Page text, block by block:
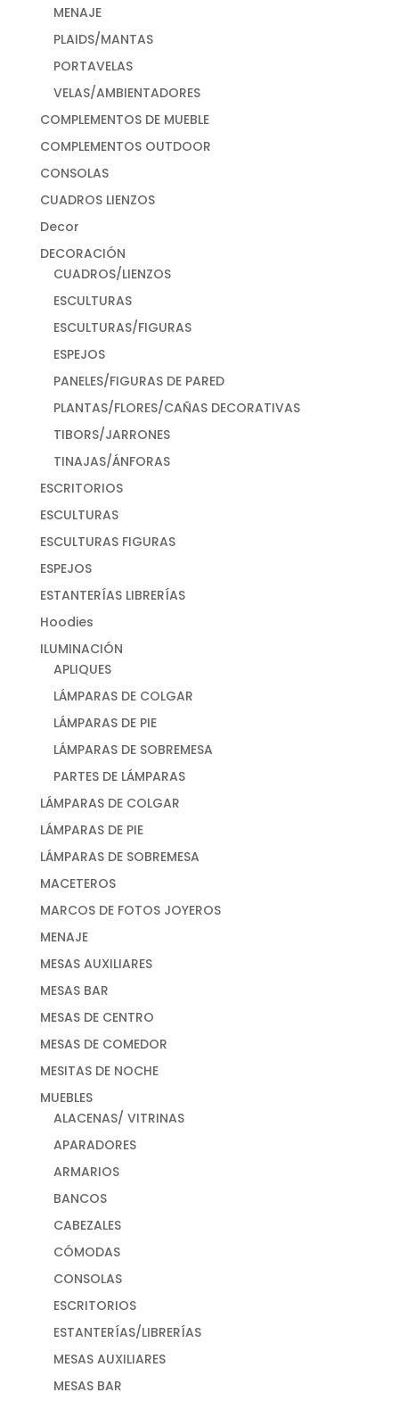
MENAJE
PLAIDS/MANTAS
PORTAVELAS
VELAS/AMBIENTADORES
COMPLEMENTOS DE MUEBLE
COMPLEMENTOS OUTDOOR
CONSOLAS
CUADROS LIENZOS
Decor
DECORACIÓN
CUADROS/LIENZOS
ESCULTURAS
ESCULTURAS/FIGURAS
ESPEJOS
PANELES/FIGURAS DE PARED
PLANTAS/FLORES/CAÑAS DECORATIVAS
TIBORS/JARRONES
TINAJAS/ÁNFORAS
ESCRITORIOS
ESCULTURAS
ESCULTURAS FIGURAS
ESPEJOS
ESTANTERÍAS LIBRERÍAS
Hoodies
ILUMINACIÓN
APLIQUES
LÁMPARAS DE COLGAR
LÁMPARAS DE PIE
LÁMPARAS DE SOBREMESA
PARTES DE LÁMPARAS
LÁMPARAS DE COLGAR
LÁMPARAS DE PIE
LÁMPARAS DE SOBREMESA
MACETEROS
MARCOS DE FOTOS JOYEROS
MENAJE
MESAS AUXILIARES
MESAS BAR
MESAS DE CENTRO
MESAS DE COMEDOR
MESITAS DE NOCHE
MUEBLES
ALACENAS/ VITRINAS
APARADORES
ARMARIOS
BANCOS
CABEZALES
CÓMODAS
CONSOLAS
ESCRITORIOS
ESTANTERÍAS/LIBRERÍAS
MESAS AUXILIARES
MESAS BAR